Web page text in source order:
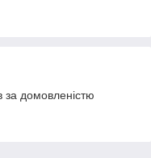
за домовленістю